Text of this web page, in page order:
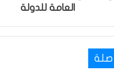
العامة للدولة
صلة